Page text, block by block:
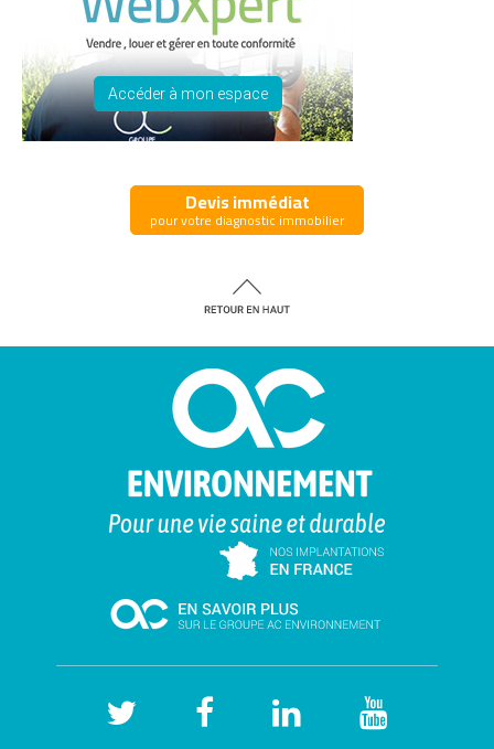
Accéder à mon espace
Devis immédiat
pour votre diagnostic immobilier